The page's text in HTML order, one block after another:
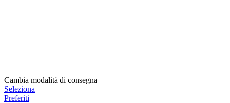
Cambia modalità di consegna
Seleziona
Preferiti